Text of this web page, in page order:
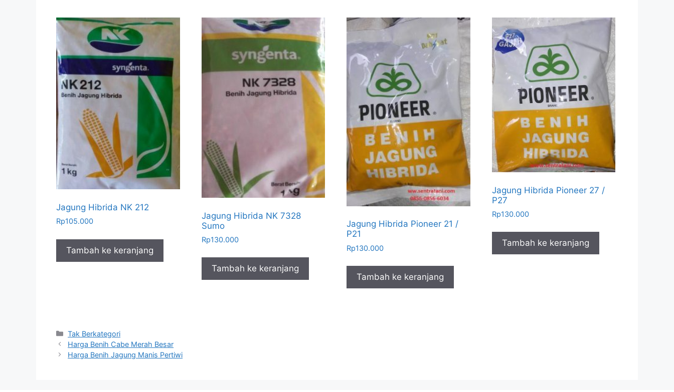
Jagung Hibrida NK 212
Rp105.000
Tambah ke keranjang
Jagung Hibrida NK 7328
Sumo
Rp130.000
Tambah ke keranjang
Jagung Hibrida Pioneer 21 /
P21
Rp130.000
Tambah ke keranjang
Jagung Hibrida Pioneer 27 /
P27
Rp130.000
Tambah ke keranjang
Kategori
Tak Berkategori
Harga Benih Cabe Merah Besar
Harga Benih Jagung Manis Pertiwi